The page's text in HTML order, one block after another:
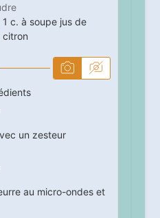
1 c. à soupe jus de
citron
un zesteur
au micro-ondes et